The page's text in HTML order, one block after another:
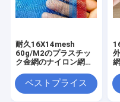
耐久16X14mesh
60g/M2のプラスチッ
ク金網のナイロン網の
ベストプライス